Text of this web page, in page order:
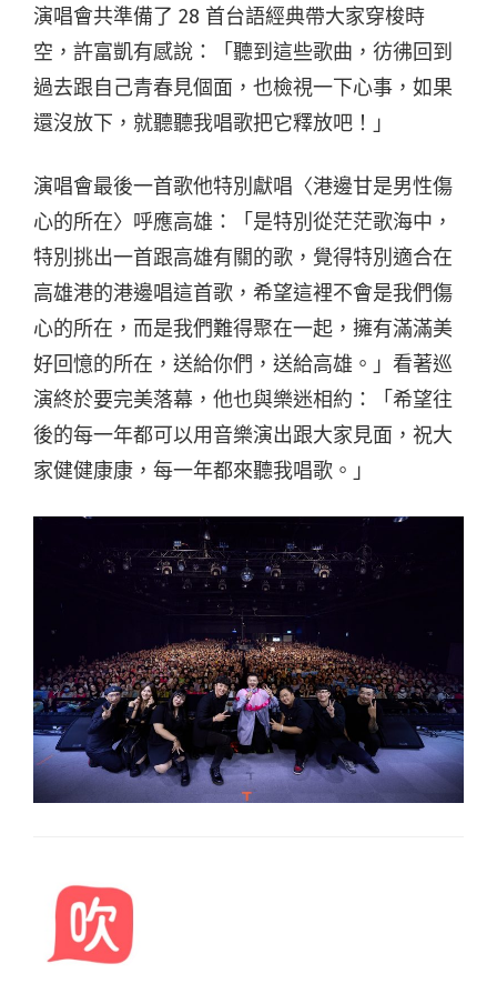
演唱會共準備了 28 首台語經典帶大家穿梭時
空，許富凱有感說：「聽到這些歌曲，彷彿回到
過去跟自己青春見個面，也檢視一下心事，如果
還沒放下，就聽聽我唱歌把它釋放吧！」
演唱會最後一首歌他特別獻唱〈港邊甘是男性傷
心的所在〉呼應高雄：「是特別從茫茫歌海中，
特別挑出一首跟高雄有關的歌，覺得特別適合在
高雄港的港邊唱這首歌，希望這裡不會是我們傷
心的所在，而是我們難得聚在一起，擁有滿滿美
好回憶的所在，送給你們，送給高雄。」看著巡
演終於要完美落幕，他也與樂迷相約：「希望往
後的每一年都可以用音樂演出跟大家見面，祝大
家健健康康，每一年都來聽我唱歌。」